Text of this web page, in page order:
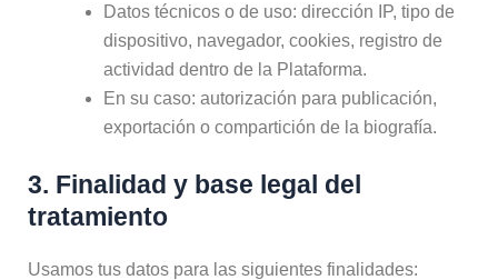
Datos técnicos o de uso: dirección IP, tipo de
dispositivo, navegador, cookies, registro de
actividad dentro de la Plataforma.
En su caso: autorización para publicación,
exportación o compartición de la biografía.
3. Finalidad y base legal del
tratamiento
Usamos tus datos para las siguientes finalidades: